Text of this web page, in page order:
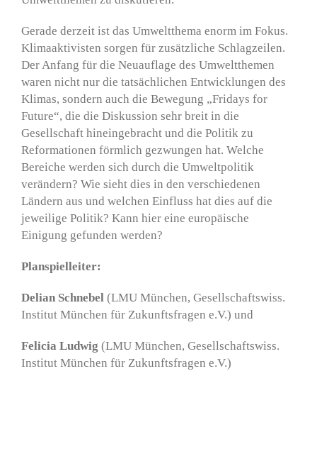
Gerade derzeit ist das Umweltthema enorm im Fokus.
Klimaaktivisten sorgen für zusätzliche Schlagzeilen.
Der Anfang für die Neuauflage des Umweltthemen
waren nicht nur die tatsächlichen Entwicklungen des
Klimas, sondern auch die Bewegung „Fridays for
Future“, die die Diskussion sehr breit in die
Gesellschaft hineingebracht und die Politik zu
Reformationen förmlich gezwungen hat. Welche
Bereiche werden sich durch die Umweltpolitik
verändern? Wie sieht dies in den verschiedenen
Ländern aus und welchen Einfluss hat dies auf die
jeweilige Politik? Kann hier eine europäische
Einigung gefunden werden?
Planspielleiter:
Delian Schnebel (LMU München, Gesellschaftswiss.
Institut München für Zukunftsfragen e.V.) und
Felicia Ludwig (LMU München, Gesellschaftswiss.
Institut München für Zukunftsfragen e.V.)